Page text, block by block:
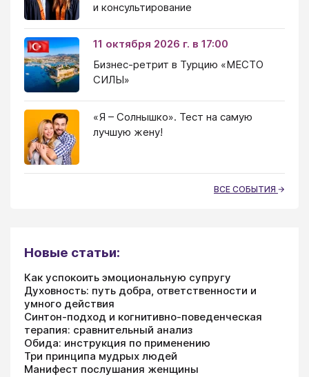
и консультирование
11 октября 2026 г. в 17:00
Бизнес-ретрит в Турцию «МЕСТО
СИЛЫ»
«Я – Солнышко». Тест на самую
лучшую жену!
ВСЕ СОБЫТИЯ
Новые статьи:
Как успокоить эмоциональную супругу
Духовность: путь добра, ответственности и
умного действия
Синтон-подход и когнитивно-поведенческая
терапия: сравнительный анализ
Обида: инструкция по применению
Три принципа мудрых людей
Манифест послушания женщины